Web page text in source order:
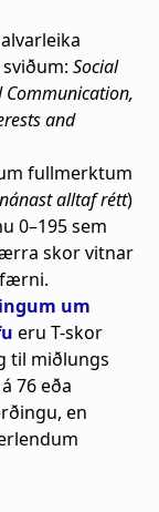
Social
Communication,
and
fullmerktum
nánast alltaf rétt)
0–195 sem
skor vitnar
um
eru T-skor
til miðlungs
76 eða
en